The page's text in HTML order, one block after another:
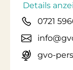
Details
0721
gvo-